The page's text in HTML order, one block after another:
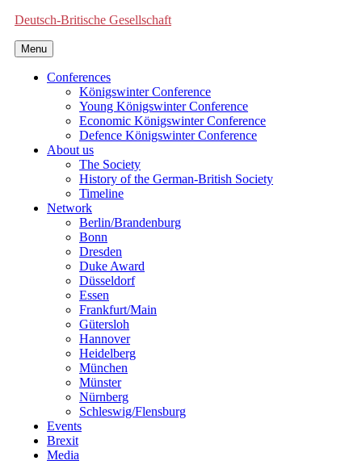
Deutsch-Britische Gesellschaft
Menu
Conferences
Königswinter Conference
Young Königswinter Conference
Economic Königswinter Conference
Defence Königswinter Conference
About us
The Society
History of the German-British Society
Timeline
Network
Berlin/Brandenburg
Bonn
Dresden
Duke Award
Düsseldorf
Essen
Frankfurt/Main
Gütersloh
Hannover
Heidelberg
München
Münster
Nürnberg
Schleswig/Flensburg
Events
Brexit
Media